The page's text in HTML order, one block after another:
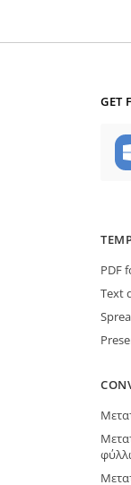
GET
PDF
Text